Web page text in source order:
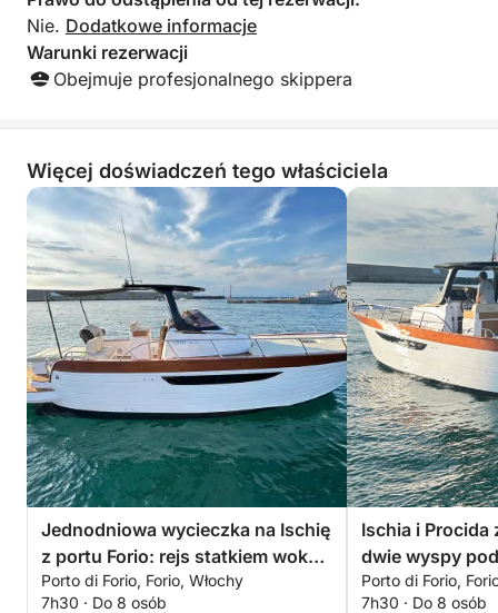
Nie. Dodatkowe informacje
Warunki rezerwacji
Obejmuje profesjonalnego skippera
Więcej doświadczeń tego właściciela
Jednodniowa wycieczka na Ischię
z portu Forio: rejs statkiem wokół
zielonej wyspy
Porto di Forio, Forio, Włochy
7h30 · Do 8 osób
Ischia i Procida
dwie wyspy
jednodniowej
Porto di Forio,
7h30 · Do 8 osób